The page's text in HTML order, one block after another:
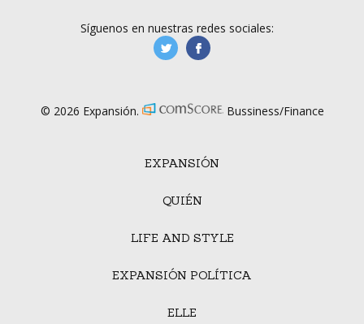
EXPANSIÓN
QUIÉN
LIFE AND STYLE
EXPANSIÓN POLÍTICA
ELLE
Síguenos en nuestras redes sociales:
manufacturaGE
© 2026 Expansión. Bussiness/Finance